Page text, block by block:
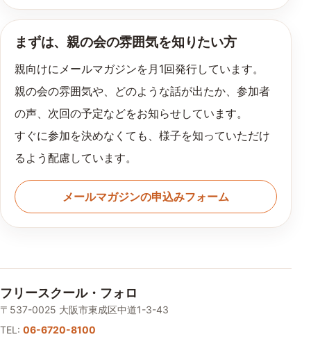
まずは、親の会の雰囲気を知りたい方
親向けにメールマガジンを月1回発行しています。
親の会の雰囲気や、どのような話が出たか、参加者
の声、次回の予定などをお知らせしています。
すぐに参加を決めなくても、様子を知っていただけ
るよう配慮しています。
メールマガジンの申込みフォーム
フリースクール・フォロ
〒537-0025 大阪市東成区中道1-3-43
TEL: 06-6720-8100